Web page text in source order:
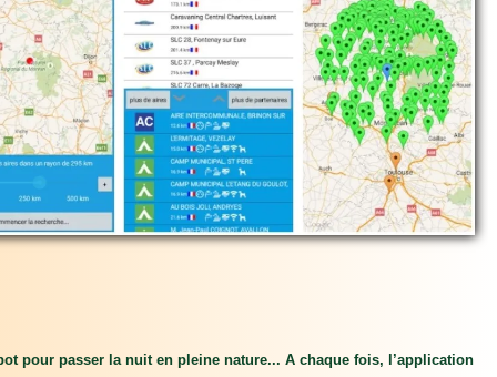
pour passer la nuit en pleine nature... A chaque fois, l’application